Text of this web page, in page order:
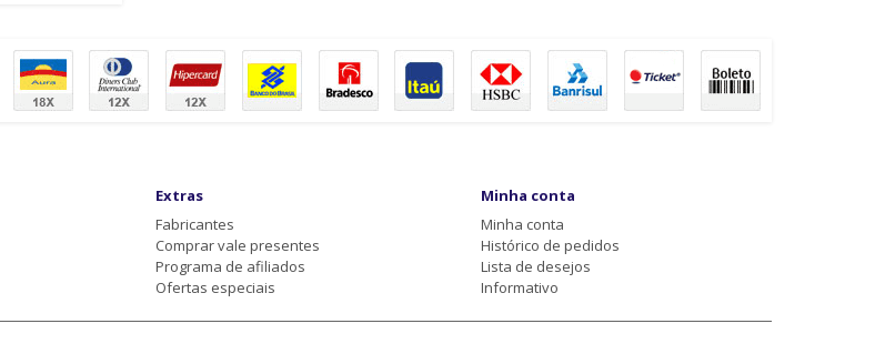
Extras
Fabricantes
Comprar vale presentes
Programa de afiliados
Ofertas especiais
Minha conta
Minha conta
Histórico de pedidos
Lista de desejos
Informativo